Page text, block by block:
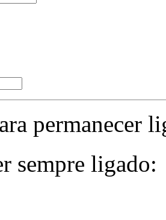
permanecer
sempre ligado: